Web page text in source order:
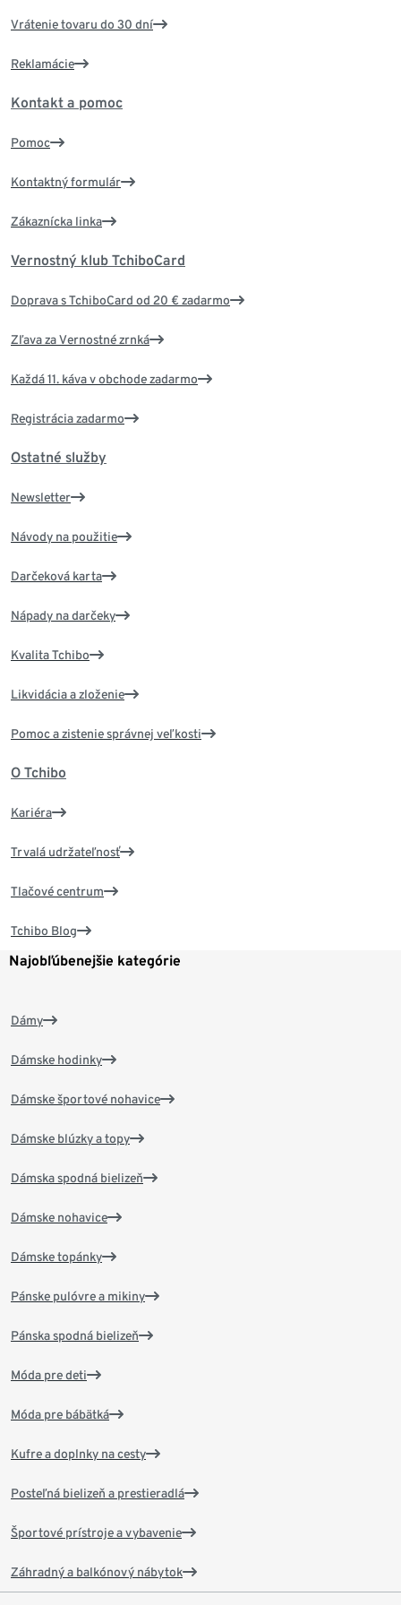
Vrátenie tovaru do 30 dní
Reklamácie
Kontakt a pomoc
Pomoc
Kontaktný formulár
Zákaznícka linka
Vernostný klub TchiboCard
Doprava s TchiboCard od 20 € zadarmo
Zľava za Vernostné zrnká
Každá 11. káva v obchode zadarmo
Registrácia zadarmo
Ostatné služby
Newsletter
Návody na použitie
Darčeková karta
Nápady na darčeky
Kvalita Tchibo
Likvidácia a zloženie
Pomoc a zistenie správnej veľkosti
O Tchibo
Kariéra
Trvalá udržateľnosť
Tlačové centrum
Tchibo Blog
Najobľúbenejšie kategórie
Dámy
Dámske hodinky
Dámske športové nohavice
Dámske blúzky a topy
Dámska spodná bielizeň
Dámske nohavice
Dámske topánky
Pánske pulóvre a mikiny
Pánska spodná bielizeň
Móda pre deti
Móda pre bábätká
Kufre a doplnky na cesty
Posteľná bielizeň a prestieradlá
Športové prístroje a vybavenie
Záhradný a balkónový nábytok